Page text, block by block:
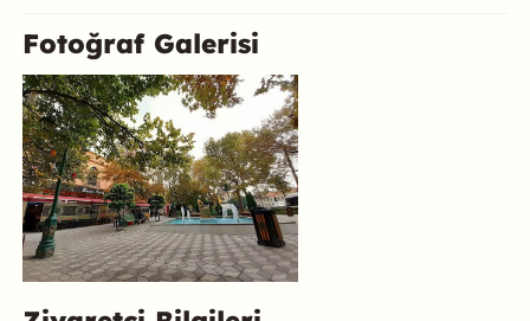
Fotoğraf Galerisi